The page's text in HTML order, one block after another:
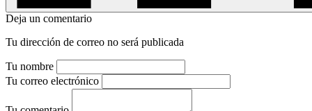
Deja un comentario
Tu dirección de correo no será publicada
Tu nombre
Tu correo electrónico